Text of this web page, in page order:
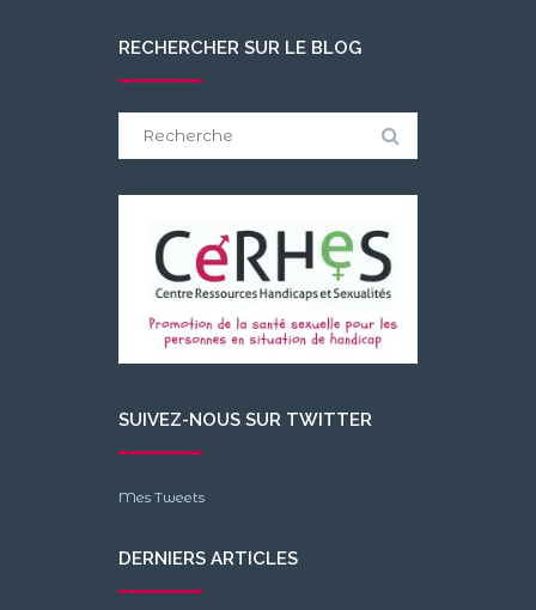
RECHERCHER SUR LE BLOG
SUIVEZ-NOUS SUR TWITTER
Mes Tweets
DERNIERS ARTICLES